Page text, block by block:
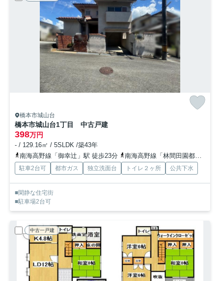
橋本市城山台
橋本市城山台1丁目 中古戸建
398万円
- / 129.16㎡ / 5SLDK /築43年
南海高野線「御幸辻」駅 徒歩23分
南海高野線「林間田園都市」駅 徒歩30分
駐車2台可 都市ガス 独立洗面台 トイレ２ヶ所 公共下水
■閑静な住宅街
■駐車場2台可
中古一戸建